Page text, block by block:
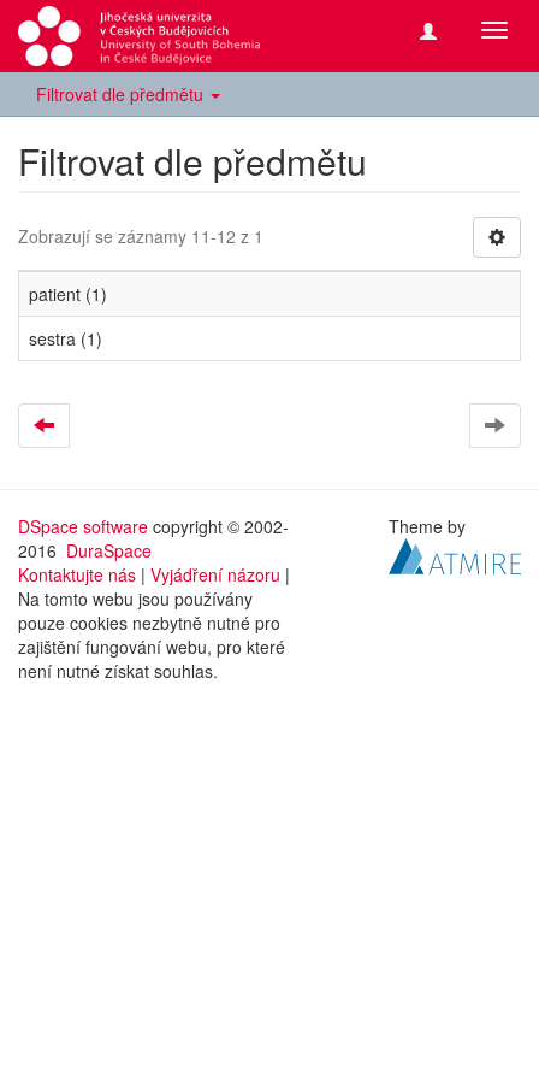
Filtrovat dle předmětu
Filtrovat dle předmětu
Zobrazují se záznamy 11-12 z 1
patient (1)
sestra (1)
DSpace software copyright © 2002-
2016 DuraSpace
Kontaktujte nás | Vyjádření názoru |
Na tomto webu jsou používány
pouze cookies nezbytně nutné pro
zajištění fungování webu, pro které
není nutné získat souhlas.
Theme by